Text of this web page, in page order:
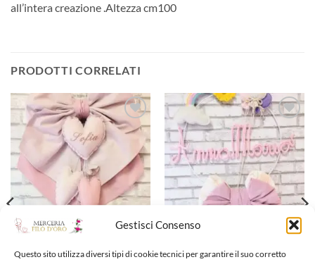
Gestisci Consenso
Questo sito utilizza diversi tipi di cookie tecnici per garantire il suo corretto
all’intera creazione .Altezza cm100
PRODOTTI CORRELATI
Aggiungi
desideri
Aggiungi
alla lista
dei
desideri